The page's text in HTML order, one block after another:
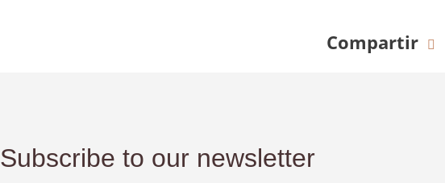
Compartir
Subscribe to our newsletter